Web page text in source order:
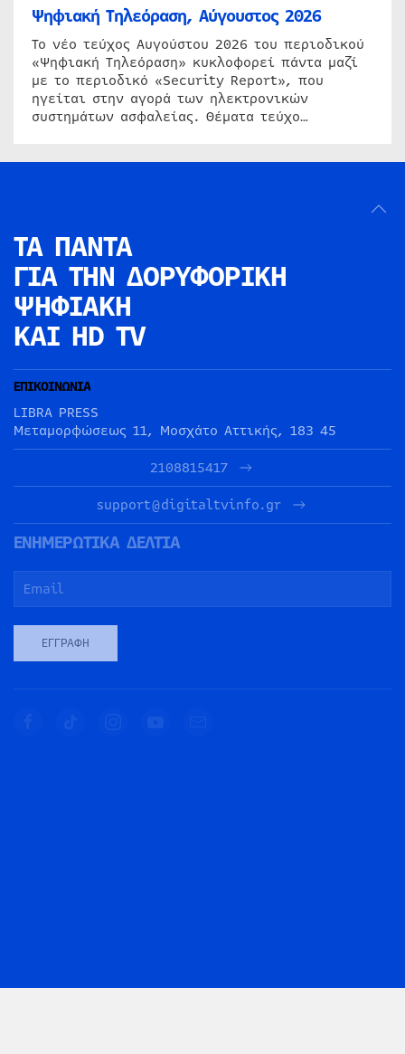
Ψηφιακή Τηλεόραση, Αύγουστος 2026
Το νέο τεύχος Αυγούστου 2026 του περιοδικού
«Ψηφιακή Τηλεόραση» κυκλοφορεί πάντα μαζί
με το περιοδικό «Security Report», που
ηγείται στην αγορά των ηλεκτρονικών
συστημάτων ασφαλείας. Θέματα τεύχο…
ΤΑ ΠΑΝΤΑ
ΓΙΑ ΤΗΝ ΔΟΡΥΦΟΡΙΚΗ
ΨΗΦΙΑΚΗ
ΚΑΙ HD TV
ΕΠΙΚΟΙΝΩΝΙΑ
LIBRA PRESS
Μεταμορφώσεως 11, Μοσχάτο Αττικής, 183 45
2108815417
support@digitaltvinfo.gr
ΕΝΗΜΕΡΩΤΙΚΑ ΔΕΛΤΙΑ
ΕΓΓΡΑΦΉ